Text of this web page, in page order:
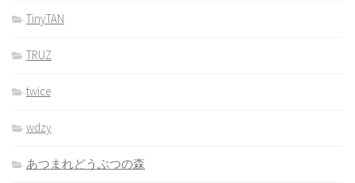
TinyTAN
TRUZ
twice
wdzy
あつまれどうぶつの森